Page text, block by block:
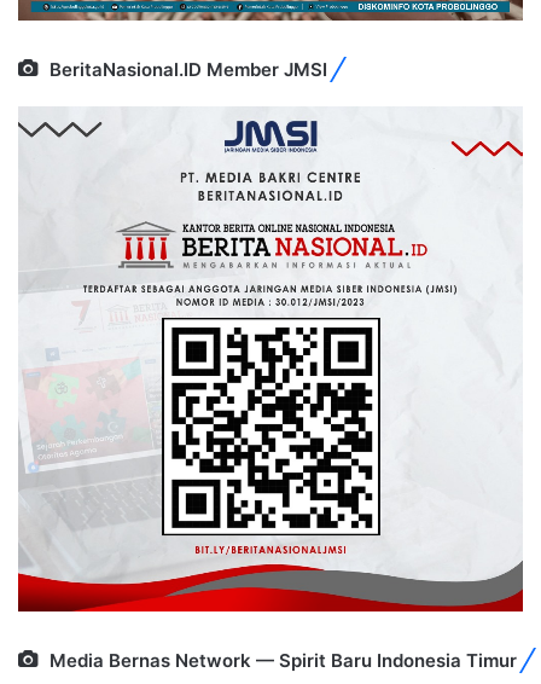
BeritaNasional.ID Member JMSI
Media Bernas Network — Spirit Baru Indonesia Timur